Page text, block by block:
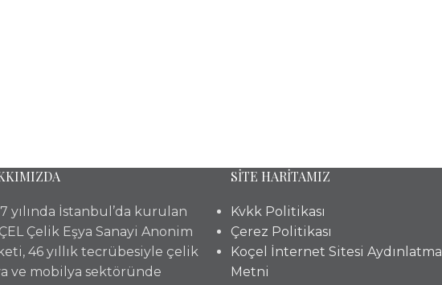
yılında İstanbul’da kurulan
Çelik Eşya Sanayi Anonim
46 yıllık tecrübesiyle çelik
ve mobilya sektöründe
SİTE HARİTAMIZ
Kvkk Politikası
Çerez Politikası
Koçel İnternet Sitesi Aydınlatma
Metni